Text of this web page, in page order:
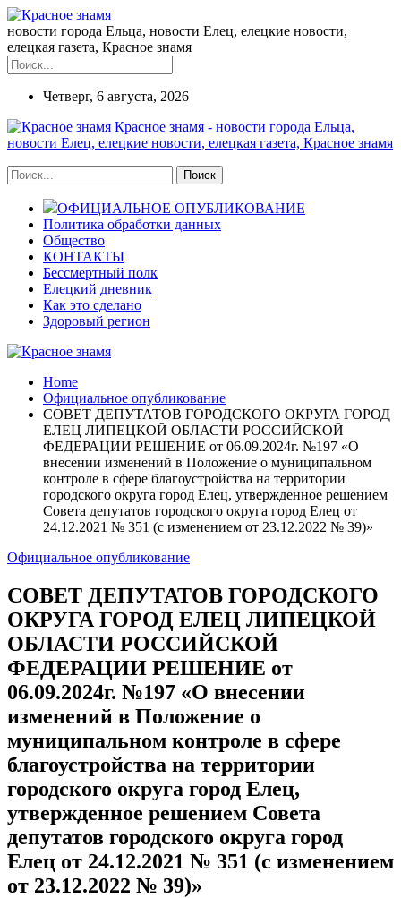
новости города Ельца, новости Елец, елецкие новости,
елецкая газета, Красное знамя
Четверг, 6 августа, 2026
Красное знамя - новости города Ельца,
новости Елец, елецкие новости, елецкая газета, Красное знамя
ОФИЦИАЛЬНОЕ ОПУБЛИКОВАНИЕ
Политика обработки данных
Общество
КОНТАКТЫ
Бессмертный полк
Елецкий дневник
Как это сделано
Здоровый регион
Home
Официальное опубликование
СОВЕТ ДЕПУТАТОВ ГОРОДСКОГО ОКРУГА ГОРОД
ЕЛЕЦ ЛИПЕЦКОЙ ОБЛАСТИ РОССИЙСКОЙ
ФЕДЕРАЦИИ РЕШЕНИЕ от 06.09.2024г. №197 «О
внесении изменений в Положение о муниципальном
контроле в сфере благоустройства на территории
городского округа город Елец, утвержденное решением
Совета депутатов городского округа город Елец от
24.12.2021 № 351 (с изменением от 23.12.2022 № 39)»
Официальное опубликование
СОВЕТ ДЕПУТАТОВ ГОРОДСКОГО
ОКРУГА ГОРОД ЕЛЕЦ ЛИПЕЦКОЙ
ОБЛАСТИ РОССИЙСКОЙ
ФЕДЕРАЦИИ РЕШЕНИЕ от
06.09.2024г. №197 «О внесении
изменений в Положение о
муниципальном контроле в сфере
благоустройства на территории
городского округа город Елец,
утвержденное решением Совета
депутатов городского округа город
Елец от 24.12.2021 № 351 (с изменением
от 23.12.2022 № 39)»